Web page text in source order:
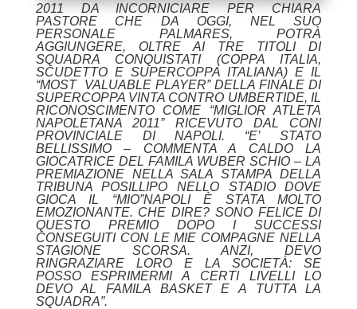
2011 DA INCORNICIARE PER CHIARA
PASTORE CHE DA OGGI, NEL SUO
PERSONALE PALMARES, POTRÀ
AGGIUNGERE, OLTRE AI TRE TITOLI DI
SQUADRA CONQUISTATI (COPPA ITALIA,
SCUDETTO E SUPERCOPPA ITALIANA) E IL
“MOST VALUABLE PLAYER” DELLA FINALE DI
SUPERCOPPA VINTA CONTRO UMBERTIDE, IL
RICONOSCIMENTO COME “MIGLIOR ATLETA
NAPOLETANA 2011” RICEVUTO DAL CONI
PROVINCIALE DI NAPOLI. “E’ STATO
BELLISSIMO – COMMENTA A CALDO LA
GIOCATRICE DEL FAMILA WUBER SCHIO – LA
PREMIAZIONE NELLA SALA STAMPA DELLA
TRIBUNA POSILLIPO NELLO STADIO DOVE
GIOCA IL “MIO”NAPOLI È STATA MOLTO
EMOZIONANTE. CHE DIRE? SONO FELICE DI
QUESTO PREMIO DOPO I SUCCESSI
CONSEGUITI CON LE MIE COMPAGNE NELLA
STAGIONE SCORSA. ANZI, DEVO
RINGRAZIARE LORO E LA SOCIETÀ: SE
POSSO ESPRIMERMI A CERTI LIVELLI LO
DEVO AL FAMILA BASKET E A TUTTA LA
SQUADRA”.